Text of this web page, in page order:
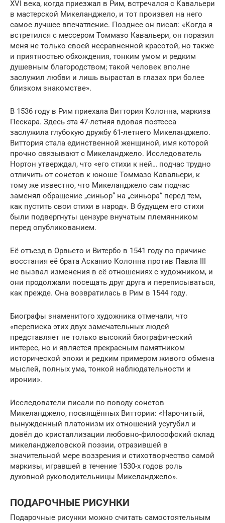
XVI века, когда приезжал в Рим, встречался с Кавальери
в мастерской Микеланджело, и тот произвел на него
самое лучшее впечатление. Позднее он писал: «Когда я
встретился с мессером Томмазо Кавальери, он поразил
меня не только своей несравненной красотой, но также
и приятностью обхождения, тонким умом и редким
душевным благородством; такой человек вполне
заслужил любви и лишь вырастал в глазах при более
близком знакомстве».
В 1536 году в Рим приехала Виттория Колонна, маркиза
Пескара. Здесь эта 47-летняя вдовая поэтесса
заслужила глубокую дружбу 61-летнего Микеланджело.
Виттория стала единственной женщиной, имя которой
прочно связывают с Микеланджело. Исследователь
Нортон утверждал, что «его стихи к ней… подчас трудно
отличить от сонетов к юноше Томмазо Кавальери, к
тому же известно, что Микеланджело сам подчас
заменял обращение „синьор“ на „синьора“ перед тем,
как пустить свои стихи в народ». В будущем его стихи
были подвергнуты цензуре внучатым племянником
перед опубликованием.
Её отъезд в Орвьето и Витербо в 1541 году по причине
восстания её брата Асканио Колонна против Павла III
не вызвал изменения в её отношениях с художником, и
они продолжали посещать друг друга и переписываться,
как прежде. Она возвратилась в Рим в 1544 году.
Биографы знаменитого художника отмечали, что
«переписка этих двух замечательных людей
представляет не только высокий биографический
интерес, но и является прекрасным памятником
исторической эпохи и редким примером живого обмена
мыслей, полных ума, тонкой наблюдательности и
иронии».
Исследователи писали по поводу сонетов
Микеланджело, посвящённых Виттории: «Нарочитый,
вынужденный платонизм их отношений усугубил и
довёл до кристаллизации любовно-философский склад
микеланджеловской поэзии, отразившей в
значительной мере воззрения и стихотворчество самой
маркизы, игравшей в течение 1530-х годов роль
духовной руководительницы Микеланджело».
ПОДАРОЧНЫЕ РИСУНКИ
Подарочные рисунки можно считать самостоятельным